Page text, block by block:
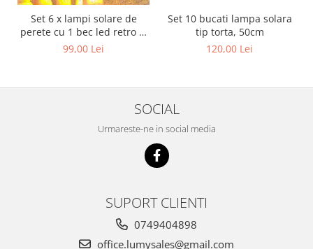
Set 6 x lampi solare de
perete cu 1 bec led retro si
senzor de miscare - LED
99,00 Lei
Set 10 bucati lampa solara
tip torta, 50cm
120,00 Lei
SOCIAL
Urmareste-ne in social media
SUPORT CLIENTI
0749404898
office.lumysales@gmail.com